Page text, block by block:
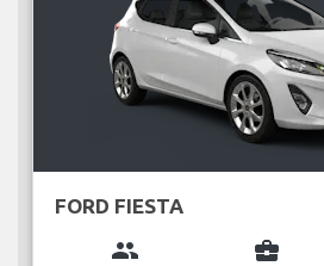
FORD FIESTA
group business_center